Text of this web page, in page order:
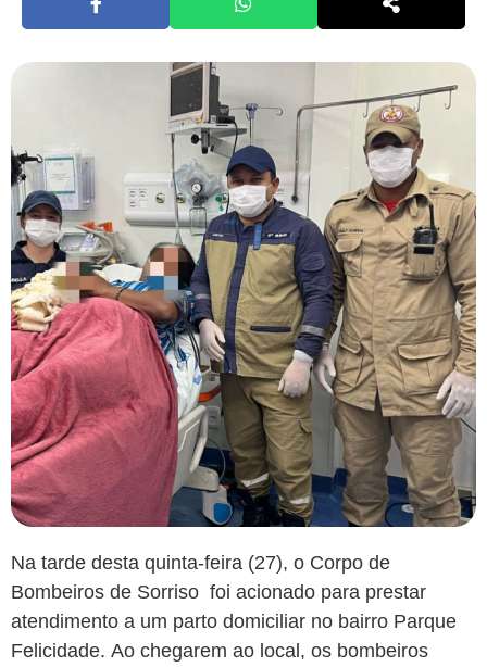
Na tarde desta quinta-feira (27), o Corpo de
Bombeiros de Sorriso foi acionado para prestar
atendimento a um parto domiciliar no bairro Parque
Felicidade. Ao chegarem ao local, os bombeiros